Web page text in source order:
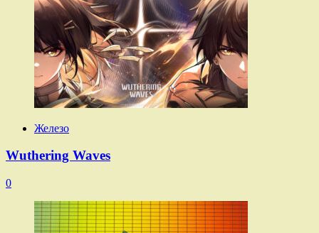
Железо
Wuthering Waves
0